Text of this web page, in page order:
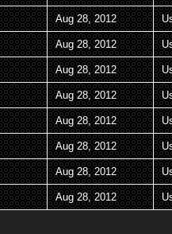
Aug 28, 2012
Aug 28, 2012
Aug 28, 2012
Aug 28, 2012
Aug 28, 2012
Aug 28, 2012
Aug 28, 2012
Aug 28, 2012